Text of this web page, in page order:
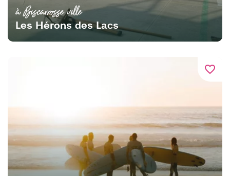
à Biscarrosse ville
Les Hérons des Lacs
favorite_border